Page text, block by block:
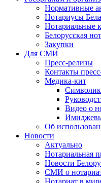
Нормативные
Нотариусы
Нотариальные
Белорусская
Закупки
Для СМИ
Пресс-релизы
Контакты
Медика-кит
Видео о
Об
Новости
Актуально
Нотариальная
Новости
СМИ о